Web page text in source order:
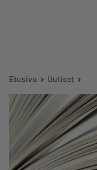
Etusivu Uutiset